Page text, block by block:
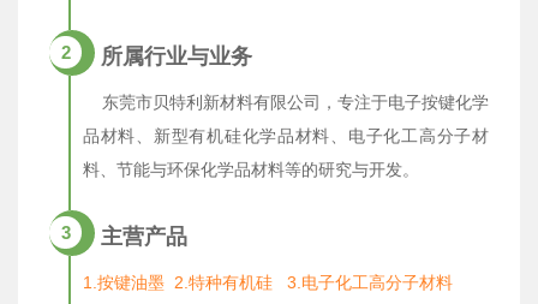
2 所属行业与业务
东莞市贝特利新材料有限公司，专注于电子按键化学
品材料、新型有机硅化学品材料、电子化工高分子材
料、节能与环保化学品材料等的研究与开发。
3 主营产品
1.按键油墨 2.特种有机硅 3.电子化工高分子材料